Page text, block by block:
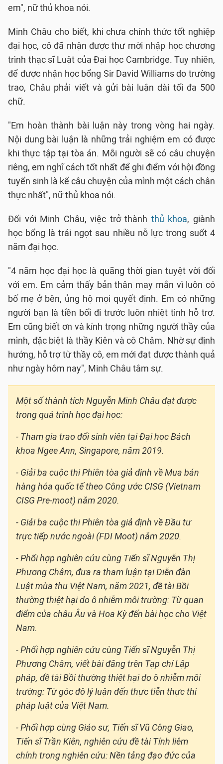
em", nữ thủ khoa nói.
Minh Châu cho biết, khi chưa chính thức tốt nghiệp
đại học, cô đã nhận được thư mời nhập học chương
trình thạc sĩ Luật của Đại học Cambridge. Tuy nhiên,
để được nhận học bổng Sir David Williams do trường
trao, Châu phải viết và gửi bài luận dài tối đa 500
chữ.
"Em hoàn thành bài luận này trong vòng hai ngày.
Nội dung bài luận là những trải nghiệm em có được
khi thực tập tại tòa án. Mỗi người sẽ có câu chuyện
riêng, em nghĩ cách tốt nhất để ghi điểm với hội đồng
tuyển sinh là kể câu chuyện của mình một cách chân
thực nhất", nữ thủ khoa nói.
Đối với Minh Châu, việc trở thành thủ khoa, giành
học bổng là trái ngọt sau nhiều nỗ lực trong suốt 4
năm đại học.
"4 năm học đại học là quãng thời gian tuyệt vời đối
với em. Em cảm thấy bản thân may mắn vì luôn có
bố mẹ ở bên, ủng hộ mọi quyết định. Em có những
người bạn là tiền bối đi trước luôn nhiệt tình hỗ trợ.
Em cũng biết ơn và kính trọng những người thầy của
mình, đặc biệt là thầy Kiên và cô Châm. Nhờ sự định
hướng, hỗ trợ từ thầy cô, em mới đạt được thành quả
như ngày hôm nay", Minh Châu tâm sự.
Một số thành tích Nguyễn Minh Châu đạt được
trong quá trình học đại học:
- Tham gia trao đổi sinh viên tại Đại học Bách
khoa Ngee Ann, Singapore, năm 2019.
- Giải ba cuộc thi Phiên tòa giả định về Mua bán
hàng hóa quốc tế theo Công ước CISG (Vietnam
CISG Pre-moot) năm 2020.
- Giải ba cuộc thi Phiên tòa giả định về Đầu tư
trực tiếp nước ngoài (FDI Moot) năm 2020.
- Phối hợp nghiên cứu cùng Tiến sĩ Nguyễn Thị
Phương Châm, đưa ra tham luận tại Diễn đàn
Luật mùa thu Việt Nam, năm 2021, đề tàiBồi
thường thiệt hại do ô nhiễmmôi trường: Từ quan
điểm của châu Âu và Hoa Kỳ đến bài học cho Việt
Nam.
- Phối hợp nghiên cứu cùng Tiến sĩ Nguyễn Thị
Phương Châm, viết bài đăng trên Tạp chí Lập
pháp, đề tàiBồi thường thiệt hại do ô nhiễm môi
trường: Từ góc độ lý luận đến thực tiễn thực thi
pháp luật của Việt Nam.
- Phối hợp cùng Giáo sư, Tiến sĩ Vũ Công Giao,
Tiến sĩ Trần Kiên, nghiên cứu đề tài Tính liêm
chính trong nghiên cứu: Nền tảng đạo đức của